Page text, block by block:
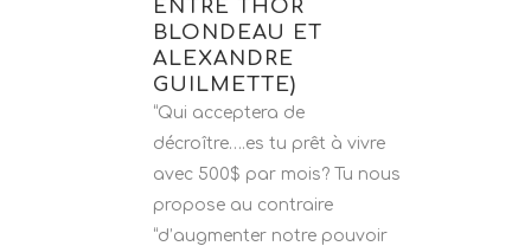
ENTRE THOR
BLONDEAU ET
ALEXANDRE
GUILMETTE)
“Qui acceptera de
décroître….es tu prêt à vivre
avec 500$ par mois? Tu nous
propose au contraire
“d’augmenter notre pouvoir